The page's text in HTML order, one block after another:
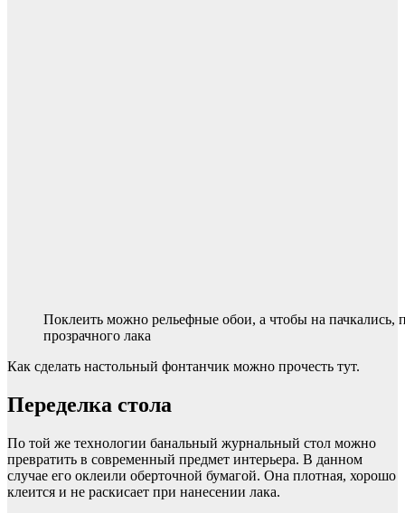
Поклеить можно рельефные обои, а чтобы на пачкались,
прозрачного лака
Как сделать настольный фонтанчик можно прочесть тут.
Переделка стола
По той же технологии банальный журнальный стол можно
превратить в современный предмет интерьера. В данном
случае его оклеили оберточной бумагой. Она плотная, хорошо
клеится и не раскисает при нанесении лака.